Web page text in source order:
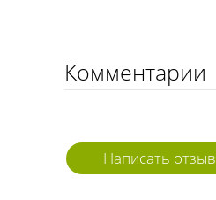
Комментарии
Написать отзыв